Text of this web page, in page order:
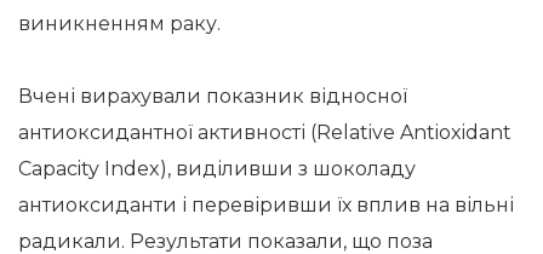
виникненням раку.
Вчені вирахували показник відносної
антиоксидантної активності (Relative Antioxidant
Capacity Index), виділивши з шоколаду
антиоксиданти і перевіривши їх вплив на вільні
радикали. Результати показали, що поза